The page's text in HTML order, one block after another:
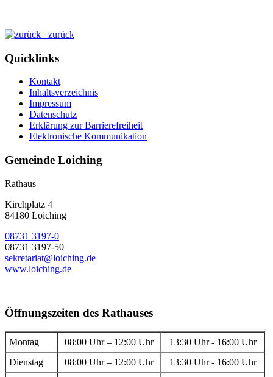
zurück
Quicklinks
Kontakt
Inhaltsverzeichnis
Impressum
Datenschutz
Erklärung zur Barrierefreiheit
Elektronische Kommunikation
Gemeinde Loiching
Rathaus
Kirchplatz 4
84180 Loiching
08731 3197-0
08731 3197-50
sekretariat@loiching.de
www.loiching.de
Öffnungszeiten des Rathauses
Montag 08:00 Uhr – 12:00 Uhr
13:30 Uhr - 16:00 Uhr
Dienstag
08:00 Uhr – 12:00 Uhr 13:30 Uhr - 16:00 Uhr